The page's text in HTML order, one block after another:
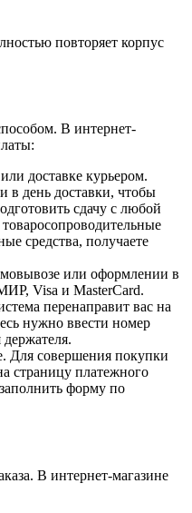
повторяет корпус
В интернет-
доставке курьером.
в день доставки, чтобы
сдачу с любой
средства, получаете
или оформлении в
Visa и MasterCard.
перенаправит вас на
нужно ввести номер
Для совершения покупки
страницу платежного
форму по
В интернет-магазине